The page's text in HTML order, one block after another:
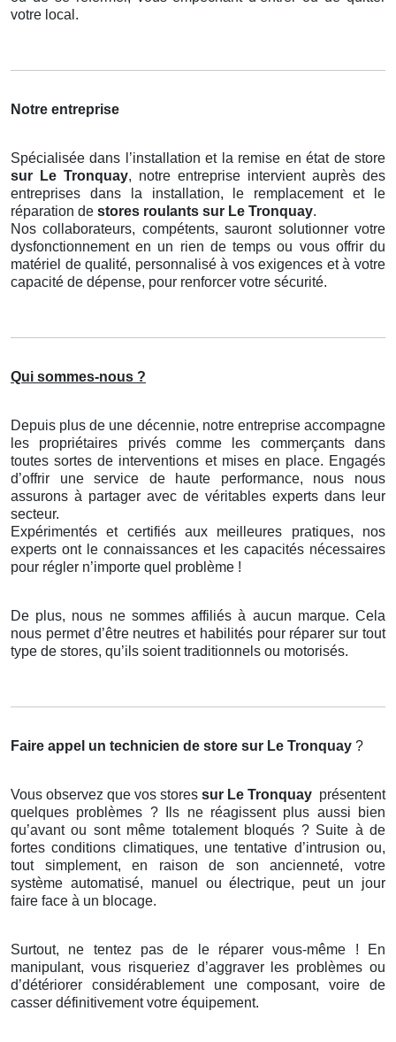
votre local.
Notre entreprise
Spécialisée dans l’installation et la remise en état de store
sur Le Tronquay, notre entreprise intervient auprès des
entreprises dans la installation, le remplacement et le
réparation de stores roulants sur Le Tronquay.
Nos collaborateurs, compétents, sauront solutionner votre
dysfonctionnement en un rien de temps ou vous offrir du
matériel de qualité, personnalisé à vos exigences et à votre
capacité de dépense, pour renforcer votre sécurité.
Qui sommes-nous ?
Depuis plus de une décennie, notre entreprise accompagne
les propriétaires privés comme les commerçants dans
toutes sortes de interventions et mises en place. Engagés
d’offrir une service de haute performance, nous nous
assurons à partager avec de véritables experts dans leur
secteur.
Expérimentés et certifiés aux meilleures pratiques, nos
experts ont le connaissances et les capacités nécessaires
pour régler n’importe quel problème !
De plus, nous ne sommes affiliés à aucun marque. Cela
nous permet d’être neutres et habilités pour réparer sur tout
type de stores, qu’ils soient traditionnels ou motorisés.
Faire appel un technicien de store sur Le Tronquay ?
Vous observez que vos stores sur Le Tronquay présentent
quelques problèmes ? Ils ne réagissent plus aussi bien
qu’avant ou sont même totalement bloqués ? Suite à de
fortes conditions climatiques, une tentative d’intrusion ou,
tout simplement, en raison de son ancienneté, votre
système automatisé, manuel ou électrique, peut un jour
faire face à un blocage.
Surtout, ne tentez pas de le réparer vous-même ! En
manipulant, vous risqueriez d’aggraver les problèmes ou
d’détériorer considérablement une composant, voire de
casser définitivement votre équipement.